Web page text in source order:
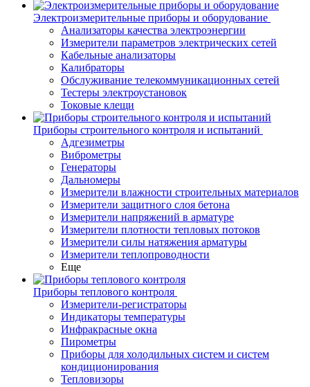
Электроизмерительные приборы и оборудование
Анализаторы качества электроэнергии
Измерители параметров электрических сетей
Кабельные анализаторы
Калибраторы
Обслуживание телекоммуникационных сетей
Тестеры электроустановок
Токовые клещи
Приборы строительного контроля и испытаний
Адгезиметры
Виброметры
Генераторы
Дальномеры
Измерители влажности строительных материалов
Измерители защитного слоя бетона
Измерители напряжений в арматуре
Измерители плотности тепловых потоков
Измерители силы натяжения арматуры
Измерители теплопроводности
Еще
Приборы теплового контроля
Измерители-регистраторы
Индикаторы температуры
Инфракрасные окна
Пирометры
Приборы для холодильных систем и систем
кондиционирования
Тепловизоры